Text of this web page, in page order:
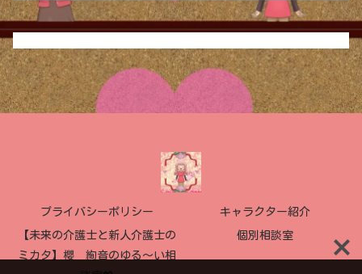
プライバシーポリシー キャラクター紹介
【未来の介護士と新人介護士の
ミカタ】櫻 絢音のゆる〜い相
個別相談室